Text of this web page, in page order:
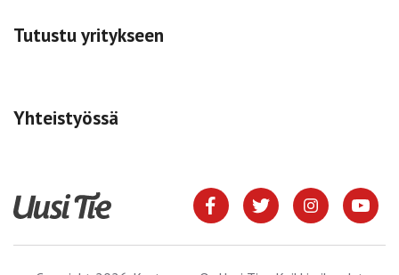
Tutustu yritykseen
Yhteistyössä